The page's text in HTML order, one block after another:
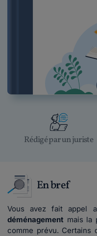
Rédigé par un juriste
En bref
Vous avez fait appel
déménagement mais la
comme prévu. Certains